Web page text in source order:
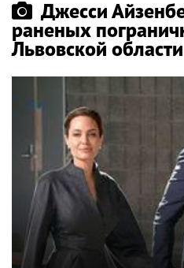
Джесси
раненых
Львовской области